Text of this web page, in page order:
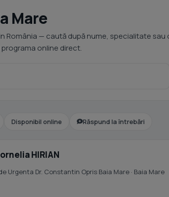
Mare
România — caută după nume, specialitate sau
online direct.
Disponibil online Răspund la întrebări
HIRIAN
Urgenta Dr. Constantin Opris Baia Mare · Baia Mare